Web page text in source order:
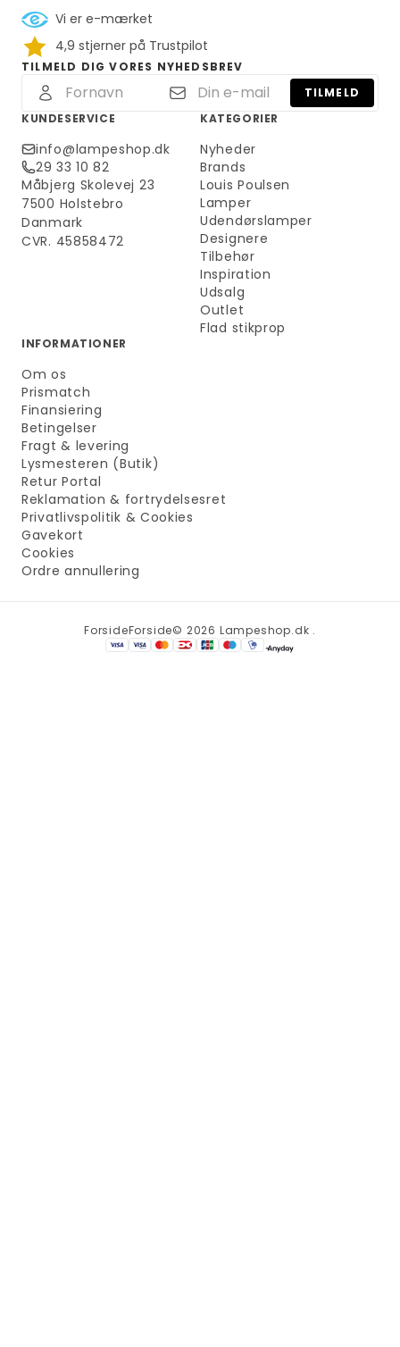
Vi er e-mærket
4,9 stjerner på Trustpilot
TILMELD DIG VORES NYHEDSBREV
TILMELD
KUNDESERVICE
info@lampeshop.dk
29 33 10 82
Måbjerg Skolevej 23
7500 Holstebro
Danmark
CVR. 45858472
KATEGORIER
Nyheder
Brands
Louis Poulsen
Lamper
Udendørslamper
Designere
Tilbehør
Inspiration
Udsalg
Outlet
Flad stikprop
INFORMATIONER
Om os
Prismatch
Finansiering
Betingelser
Fragt & levering
Lysmesteren (Butik)
Retur Portal
Reklamation & fortrydelsesret
Privatlivspolitik & Cookies
Gavekort
Cookies
Ordre annullering
ForsideForside© 2026 Lampeshop.dk .